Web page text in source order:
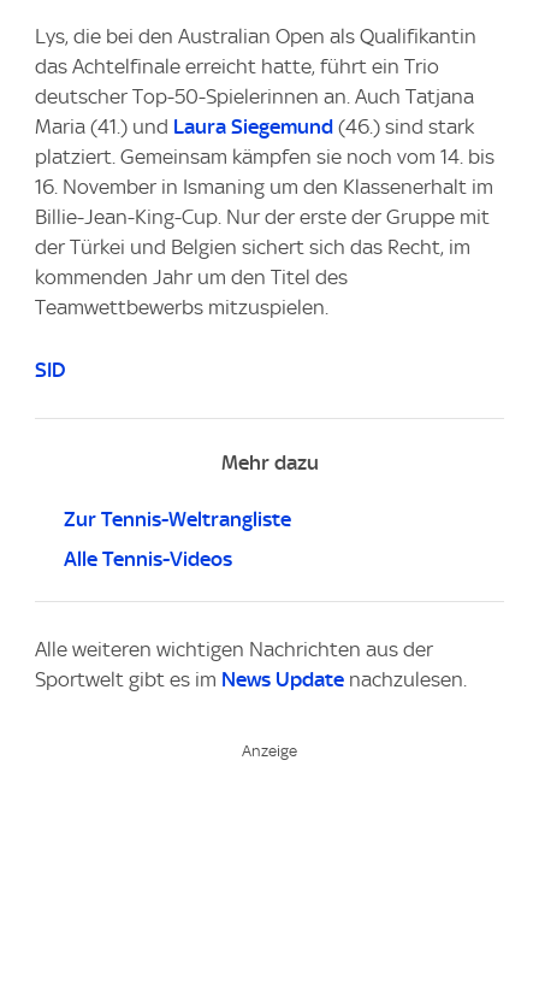
Lys, die bei den Australian Open als Qualifikantin
das Achtelfinale erreicht hatte, führt ein Trio
deutscher Top-50-Spielerinnen an. Auch Tatjana
Maria (41.) und Laura Siegemund (46.) sind stark
platziert. Gemeinsam kämpfen sie noch vom 14. bis
16. November in Ismaning um den Klassenerhalt im
Billie-Jean-King-Cup. Nur der erste der Gruppe mit
der Türkei und Belgien sichert sich das Recht, im
kommenden Jahr um den Titel des
Teamwettbewerbs mitzuspielen.
SID
Mehr dazu
Zur Tennis-Weltrangliste
Alle Tennis-Videos
Alle weiteren wichtigen Nachrichten aus der
Sportwelt gibt es im News Update nachzulesen.